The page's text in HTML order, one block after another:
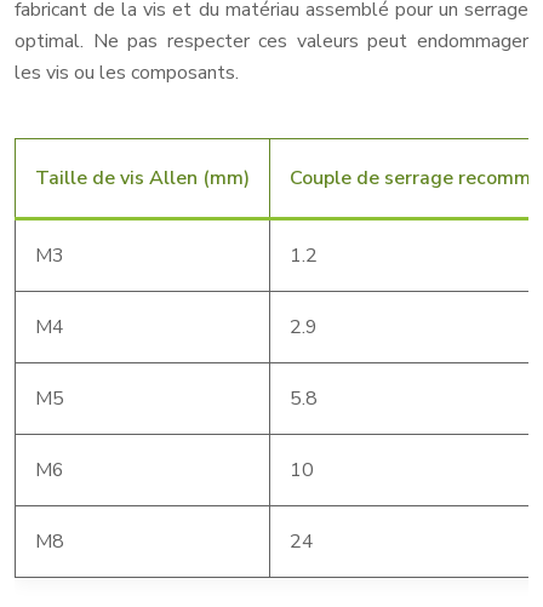
fabricant de la vis et du matériau assemblé pour un serrage
optimal. Ne pas respecter ces valeurs peut endommager
les vis ou les composants.
Taille de vis Allen (mm) Couple de serrage
M3 1.2
M4 2.9
M5 5.8
M6 10
M8 24